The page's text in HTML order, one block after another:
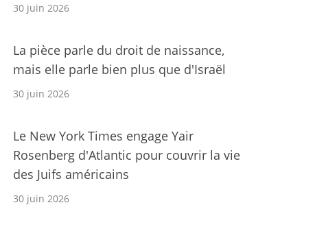
30 juin 2026
La pièce parle du droit de naissance,
mais elle parle bien plus que d'Israël
30 juin 2026
Le New York Times engage Yair
Rosenberg d'Atlantic pour couvrir la vie
des Juifs américains
30 juin 2026